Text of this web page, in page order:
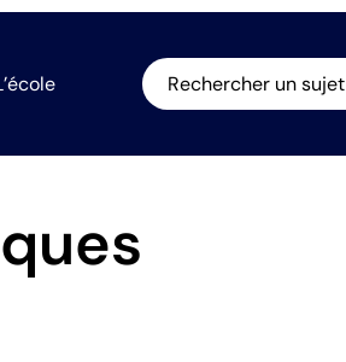
Rechercher un sujet